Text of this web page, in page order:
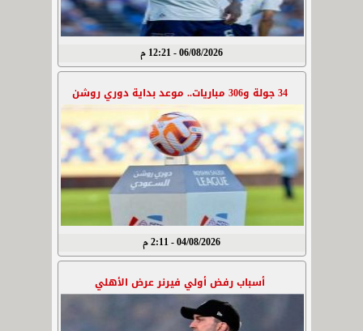
06/08/2026 - 12:21 م
34 جولة و306 مباريات.. موعد بداية دوري روشن
04/08/2026 - 2:11 م
أسباب رفض أولي فيرنر عرض الأهلي